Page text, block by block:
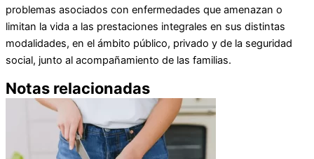
problemas asociados con enfermedades que amenazan o
limitan la vida a las prestaciones integrales en sus distintas
modalidades, en el ámbito público, privado y de la seguridad
social, junto al acompañamiento de las familias.
Notas relacionadas